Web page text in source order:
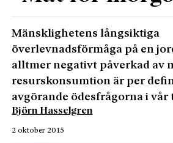
Mänsklighetens långsiktiga
överlevnadsförmåga på en
alltmer negativt påverkad av
resurskonsumtion är per
avgörande ödesfrågorna i vår
Björn Hasselgren
2 oktober 2015